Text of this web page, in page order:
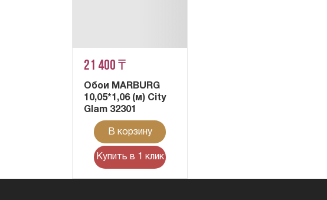
21 400 ₸
Обои MARBURG
10,05*1,06 (м) City
Glam 32301
В корзину
Купить в 1 клик